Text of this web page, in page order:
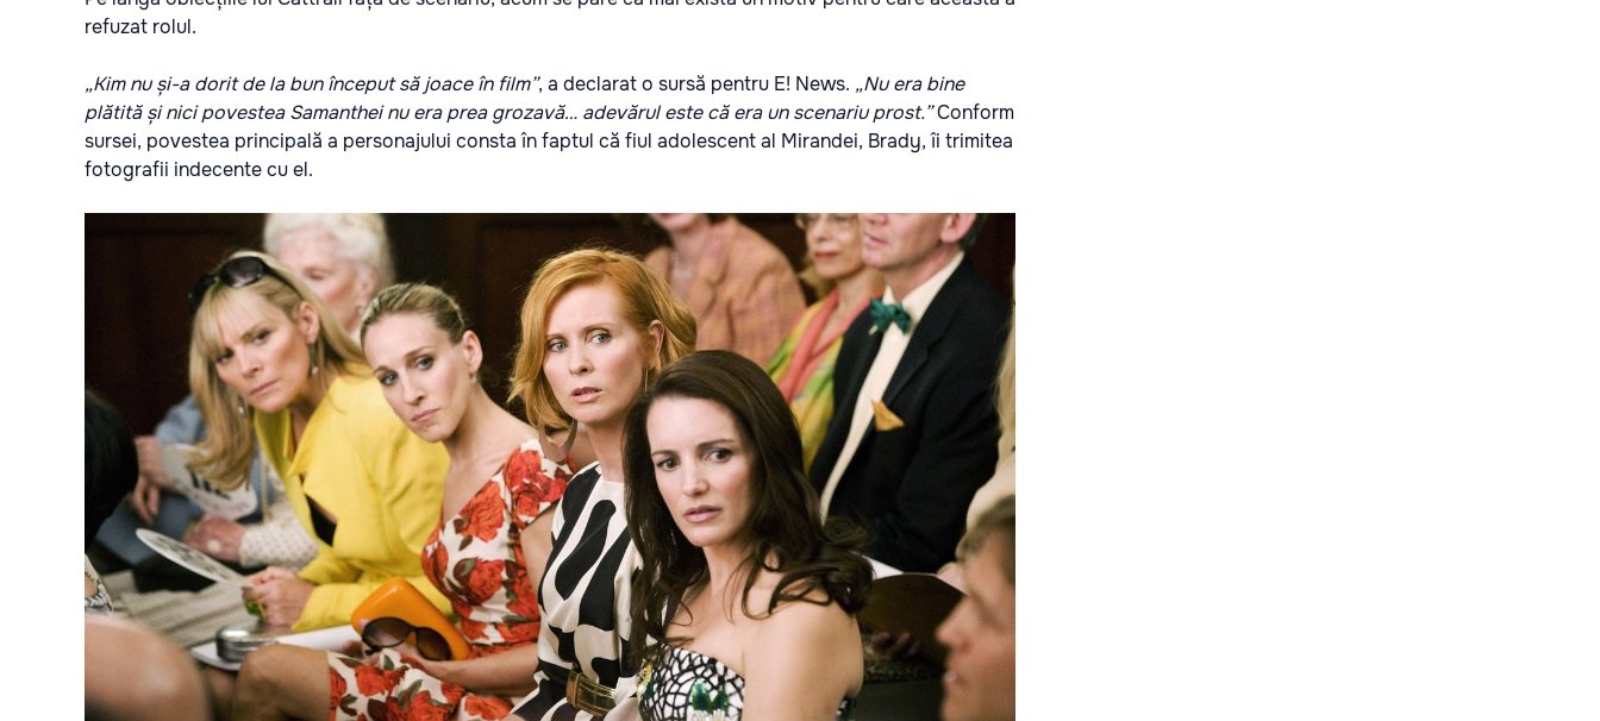
refuzat rolul.
„Kim nu și-a dorit de la bun început să joace în film”, a declarat o sursă pentru E! News. „Nu era bine
plătită și nici povestea Samanthei nu era prea grozavă… adevărul este că era un scenariu prost.”Conform
sursei, povestea principală a personajului consta în faptul că fiul adolescent al Mirandei, Brady, îi trimitea
fotografii indecente cu el.